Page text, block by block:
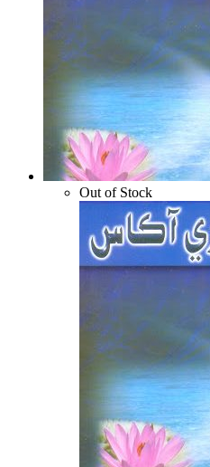
Out of Stock